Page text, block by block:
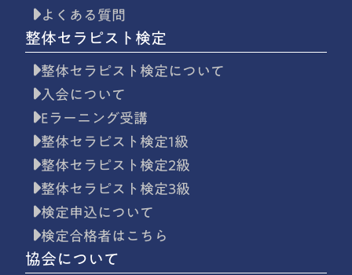
よくある質問
整体セラピスト検定
整体セラピスト検定について
入会について
Eラーニング受講
整体セラピスト検定1級
整体セラピスト検定2級
整体セラピスト検定3級
検定申込について
検定合格者はこちら
協会について